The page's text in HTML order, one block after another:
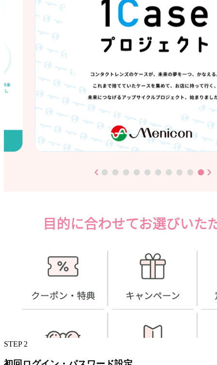
STEP 2